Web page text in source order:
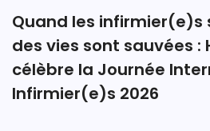
Quand les
des vies sont sauvées :
célèbre la Journée
Infirmier(e)s 2026